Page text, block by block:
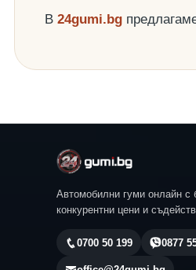
В 24gumi.bg
Автомобилни гуми онлайн с
конкурентни цени и
0700 50 199 0877